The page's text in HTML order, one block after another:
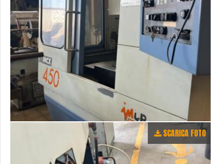
SCARICA FOTO